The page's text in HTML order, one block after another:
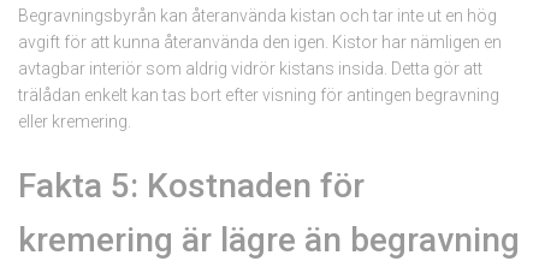
Begravningsbyrån kan återanvända kistan och tar inte ut en hög
avgift för att kunna återanvända den igen. Kistor har nämligen en
avtagbar interiör som aldrig vidrör kistans insida. Detta gör att
trälådan enkelt kan tas bort efter visning för antingen begravning
eller kremering.
Fakta 5: Kostnaden för
kremering är lägre än begravning